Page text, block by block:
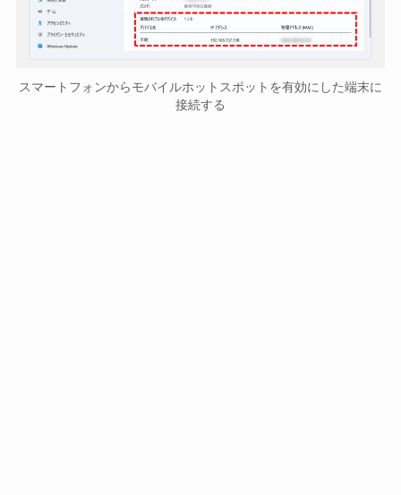
スマートフォンからモバイルホットスポットを有効にした端末に
接続する